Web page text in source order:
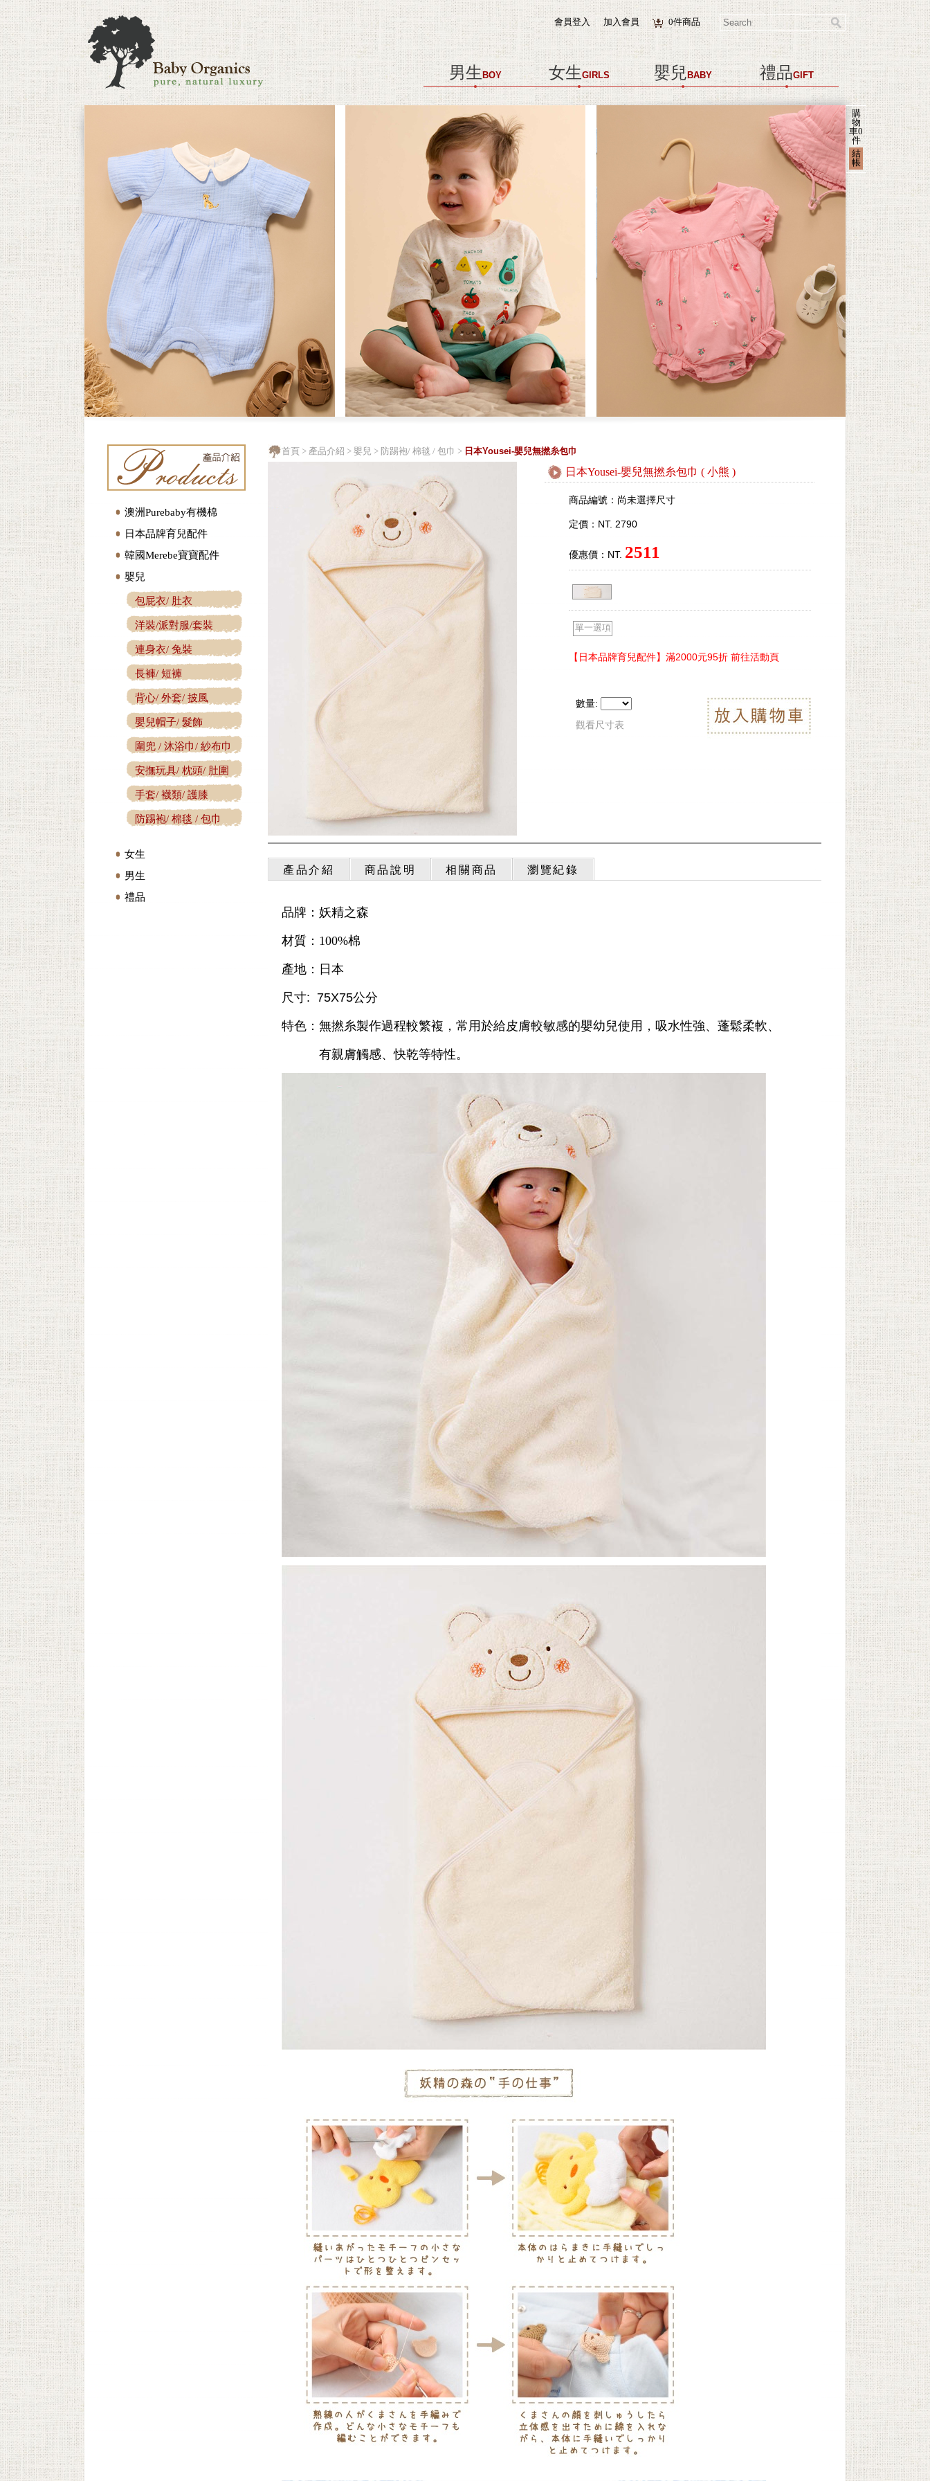
會員登入 加入會員 0件商品
男生BOY 女生GIRLS 嬰兒 BABY 禮品GIFT
購
物
車0
件
結
帳
澳洲Purebaby有機棉
日本品牌育兒配件
韓國Merebe寶寶配件
嬰兒
包屁衣/ 肚衣
洋裝/派對服/套裝
連身衣/ 兔裝
長褲/ 短褲
背心/ 外套/ 披風
嬰兒帽子/ 髮飾
圍兜 / 沐浴巾/ 紗布巾
安撫玩具/ 枕頭/ 肚圍
手套/ 襪類/ 護膝
防踢袍/ 棉毯 / 包巾
女生
男生
禮品
首頁 > 產品介紹 > 嬰兒 > 防踢袍/ 棉毯 / 包巾 > 日本Yousei-嬰兒無撚糸包巾
日本Yousei-嬰兒無撚糸包巾 ( 小熊 )
商品編號： 尚未選擇尺寸
定價：NT. 2790
優惠價：NT. 2511
單一選項
【日本品牌育兒配件】滿2000元95折 前往活動頁
數量:
觀看尺寸表
產品介紹 商品說明 相關商品 瀏覽紀錄
品牌：妖精之森
材質：100%棉
產地：日本
尺寸: 75X75公分
特色：無撚糸製作過程較繁複，常用於給皮膚較敏感的嬰幼兒使用，吸水性強、 蓬鬆柔軟、
有親膚觸感、快乾等特性。